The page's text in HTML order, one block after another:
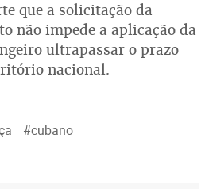
que a solicitação da
não impede a aplicação da
ultrapassar o prazo
nacional.
#cubano